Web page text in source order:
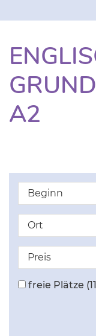
A2
Beginn
Ort
Preis
freie Plätze